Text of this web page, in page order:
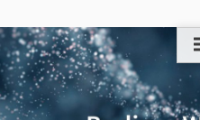
to
content